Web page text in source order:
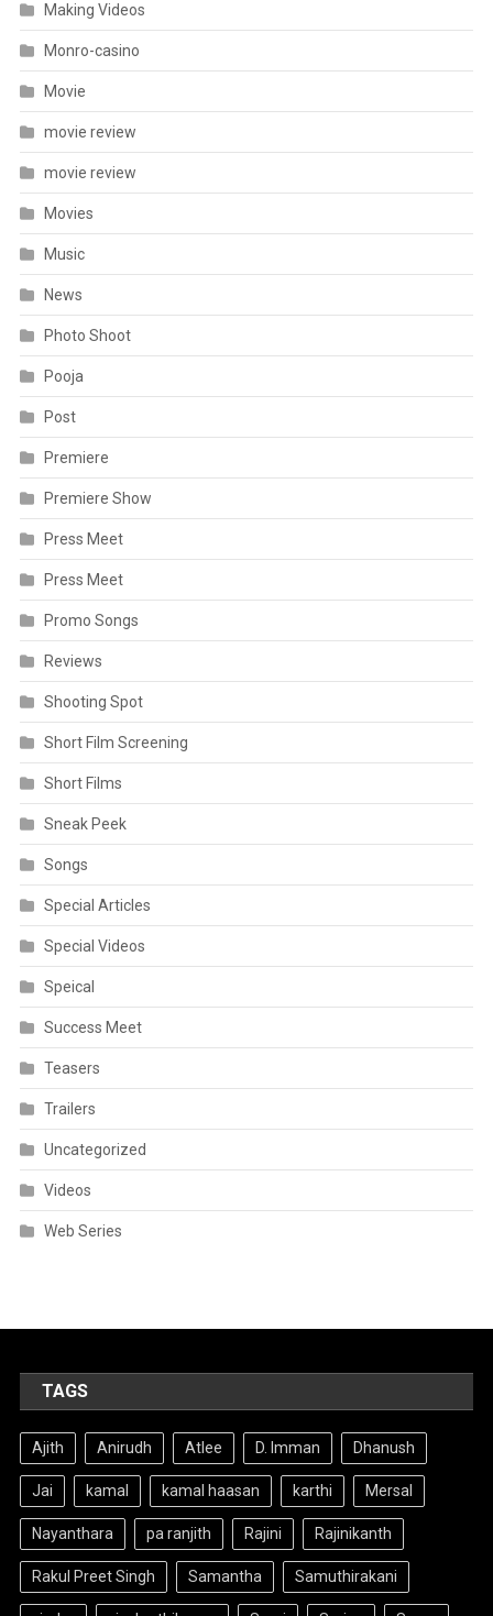
Making Videos
Monro-casino
Movie
movie review
movie review
Movies
Music
News
Photo Shoot
Pooja
Post
Premiere
Premiere Show
Press Meet
Press Meet
Promo Songs
Reviews
Shooting Spot
Short Film Screening
Short Films
Sneak Peek
Songs
Special Articles
Special Videos
Speical
Success Meet
Teasers
Trailers
Uncategorized
Videos
Web Series
TAGS
Ajith Anirudh Atlee D. Imman Dhanush
Jai kamal kamal haasan karthi Mersal
Nayanthara pa ranjith Rajini Rajinikanth
Rakul Preet Singh Samantha Samuthirakani